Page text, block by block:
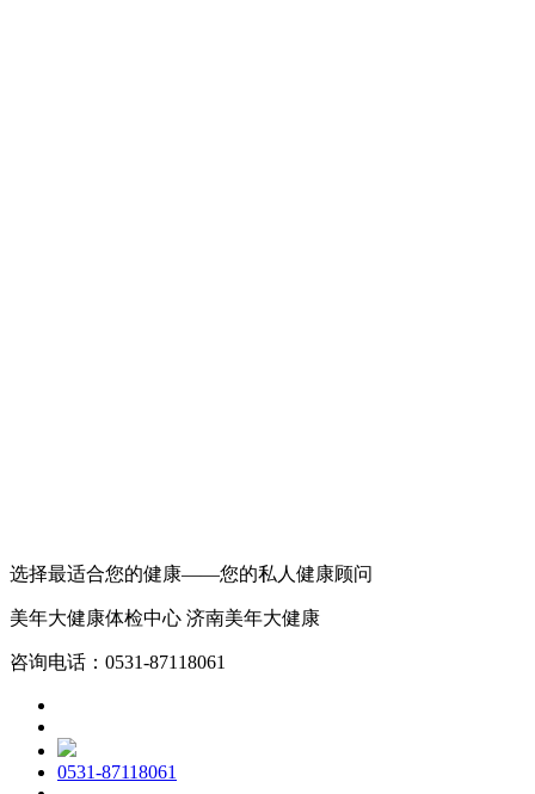
选择最适合您的健康——您的私人健康顾问
美年大健康体检中心 济南美年大健康
咨询电话：0531-87118061
0531-87118061